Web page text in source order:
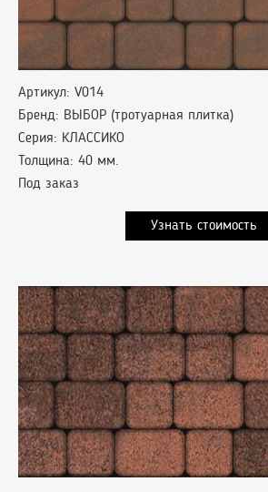
Артикул: V014
Бренд: ВЫБОР (тротуарная плитка)
Серия: КЛАССИКО
Толщина: 40 мм.
Под заказ
Узнать стоимость